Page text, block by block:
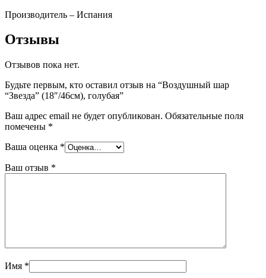
Производитель – Испания
Отзывы
Отзывов пока нет.
Будьте первым, кто оставил отзыв на “Воздушный шар
“Звезда” (18″/46см), голубая”
Ваш адрес email не будет опубликован. Обязательные поля
помечены *
Ваша оценка *
Ваш отзыв *
Имя *